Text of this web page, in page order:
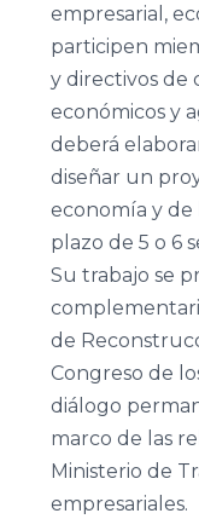
empresarial,
participen
y directivos de
económicos y
deberá
diseñar un
economía y de
plazo de 5 o 6
Su trabajo se
de
Congreso de
diálogo
marco de las
Ministerio de
empresariales.